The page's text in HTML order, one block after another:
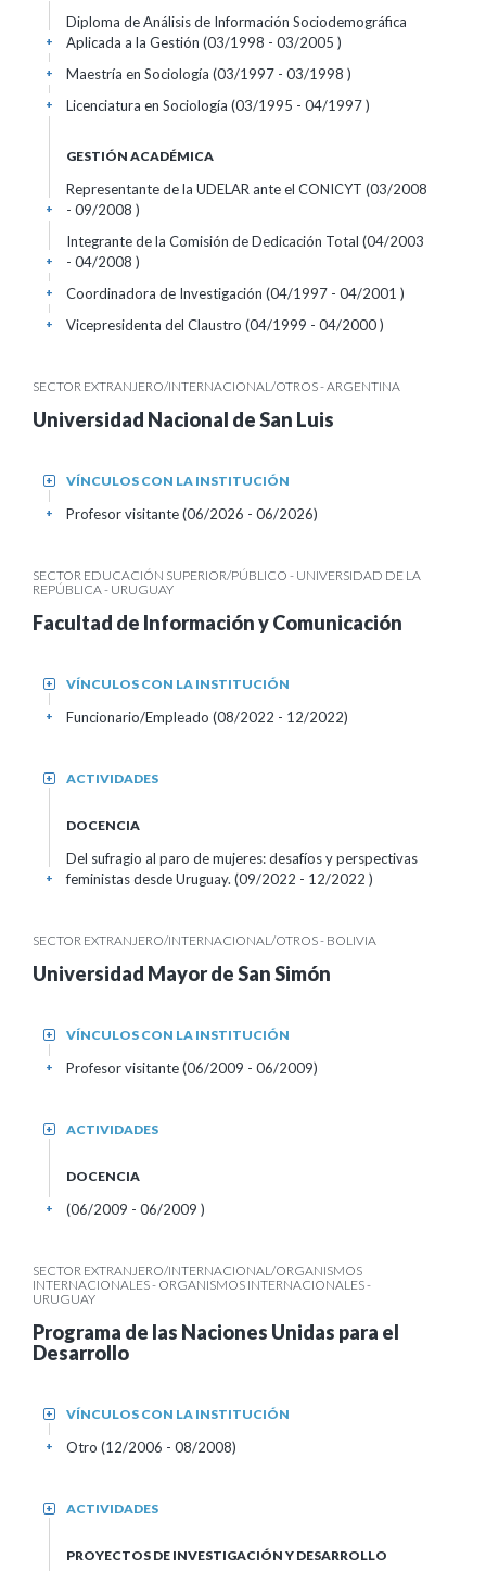
Diploma de Análisis de Información Sociodemográfica
Aplicada a la Gestión (03/1998 - 03/2005 )
+
Maestría en Sociología (03/1997 - 03/1998 )
+
Licenciatura en Sociología (03/1995 - 04/1997 )
+
GESTIÓN ACADÉMICA
Representante de la UDELAR ante el CONICYT (03/2008
- 09/2008 )
+
Integrante de la Comisión de Dedicación Total (04/2003
- 04/2008 )
+
Coordinadora de Investigación (04/1997 - 04/2001 )
+
Vicepresidenta del Claustro (04/1999 - 04/2000 )
+
SECTOR EXTRANJERO/INTERNACIONAL/OTROS - ARGENTINA
Universidad Nacional de San Luis
VÍNCULOS CON LA INSTITUCIÓN
+
Profesor visitante (06/2026 - 06/2026)
+
SECTOR EDUCACIÓN SUPERIOR/PÚBLICO - UNIVERSIDAD DE LA
REPÚBLICA - URUGUAY
Facultad de Información y Comunicación
VÍNCULOS CON LA INSTITUCIÓN
+
Funcionario/Empleado (08/2022 - 12/2022)
+
ACTIVIDADES
+
DOCENCIA
Del sufragio al paro de mujeres: desafíos y perspectivas
feministas desde Uruguay. (09/2022 - 12/2022 )
+
SECTOR EXTRANJERO/INTERNACIONAL/OTROS - BOLIVIA
Universidad Mayor de San Simón
VÍNCULOS CON LA INSTITUCIÓN
+
Profesor visitante (06/2009 - 06/2009)
+
ACTIVIDADES
+
DOCENCIA
(06/2009 - 06/2009 )
+
SECTOR EXTRANJERO/INTERNACIONAL/ORGANISMOS
INTERNACIONALES - ORGANISMOS INTERNACIONALES -
URUGUAY
Programa de las Naciones Unidas para el
Desarrollo
VÍNCULOS CON LA INSTITUCIÓN
+
Otro (12/2006 - 08/2008)
+
ACTIVIDADES
+
PROYECTOS DE INVESTIGACIÓN Y DESARROLLO